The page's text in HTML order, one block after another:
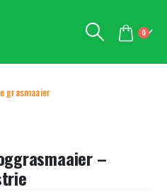
0
grasmaaier
–